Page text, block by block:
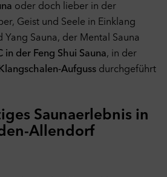
oder doch lieber in der
Geist und Seele in Einklang
Sauna, der Mental Sauna
in der Feng Shui Sauna, in der
Aufguss durchgeführt
Saunaerlebnis in
Allendorf